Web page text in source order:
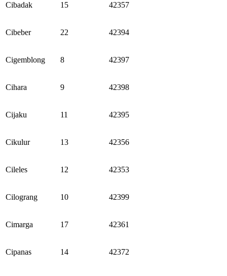
Cibadak 15 42357
Cibeber 22 42394
Cigemblong 8 42397
Cihara 9 42398
Cijaku 11 42395
Cikulur 13 42356
Cileles 12 42353
Cilograng 10 42399
Cimarga 17 42361
Cipanas 14 42372